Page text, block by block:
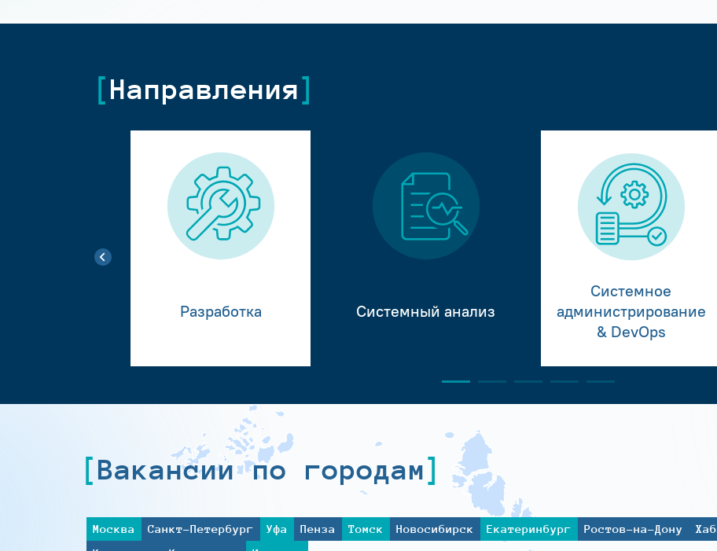
Направления
Разработка Системный анализ
Системное
администрирование
& DevOps
Вакансии по городам
Москва Санкт-Петербург Уфа Пенза Томск Новосибирск Екатеринбург Ростов-на-Дону